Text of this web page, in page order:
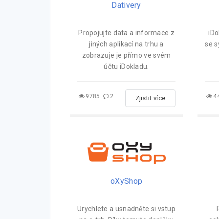
Dativery
Propojujte data a informace z
jiných aplikací na trhu a
zobrazuje je přímo ve svém
účtu iDokladu.
9785 2 Zjistit více
se
oXyShop
Urychlete a usnadněte si vstup